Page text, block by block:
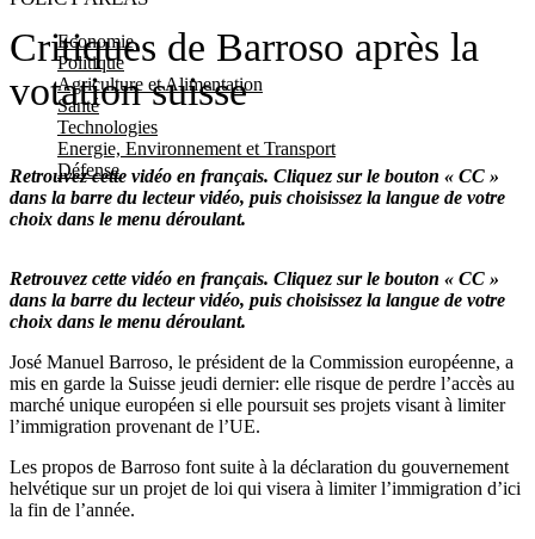
Economie
Politique
Agriculture et Alimentation
Santé
Technologies
Energie, Environnement et Transport
Défense
Critiques de Barroso après la
votation suisse
Retrouvez cette vidéo en français. Cliquez sur le bouton « CC »
dans la barre du lecteur vidéo, puis choisissez la langue de votre
choix dans le menu déroulant.
Retrouvez cette vidéo en français. Cliquez sur le bouton « CC »
dans la barre du lecteur vidéo, puis choisissez la langue de votre
choix dans le menu déroulant.
José Manuel Barroso, le président de la Commission européenne, a
mis en garde la Suisse jeudi dernier: elle risque de perdre l’accès au
marché unique européen si elle poursuit ses projets visant à limiter
l’immigration provenant de l’UE.
Les propos de Barroso font suite à la déclaration du gouvernement
helvétique sur un projet de loi qui visera à limiter l’immigration d’ici
la fin de l’année.